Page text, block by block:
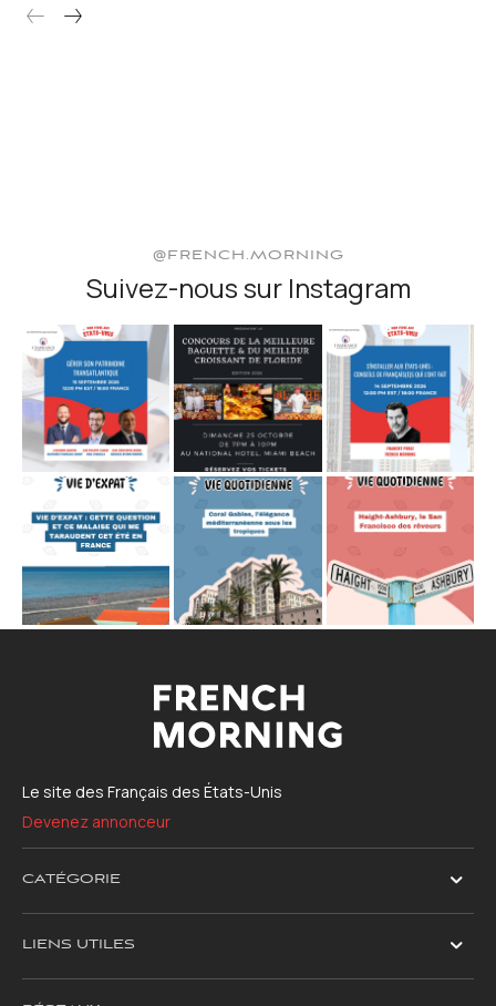
@FRENCH.MORNING
Suivez-nous sur Instagram
Le site des Français des États-Unis
Devenez annonceur
CATÉGORIE
LIENS UTILES